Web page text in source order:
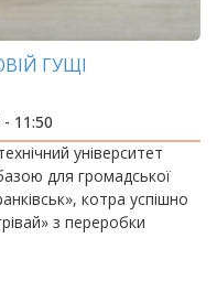
ГУЩІ
11:50
університет
для громадської
котра успішно
з переробки